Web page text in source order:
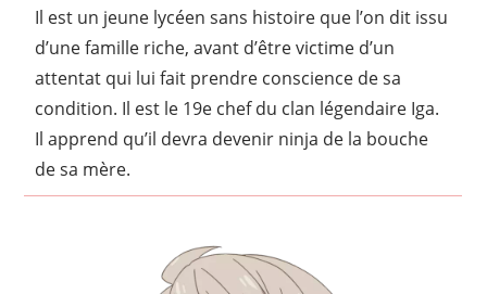
Il est un jeune lycéen sans histoire que l’on dit issu
d’une famille riche, avant d’être victime d’un
attentat qui lui fait prendre conscience de sa
condition. Il est le 19e chef du clan légendaire Iga.
Il apprend qu’il devra devenir ninja de la bouche
de sa mère.